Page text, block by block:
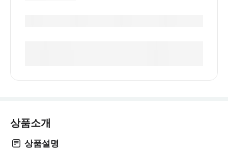
상품소개
상품설명